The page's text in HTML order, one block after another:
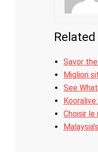
Savor
Migliori
See
Choisir le